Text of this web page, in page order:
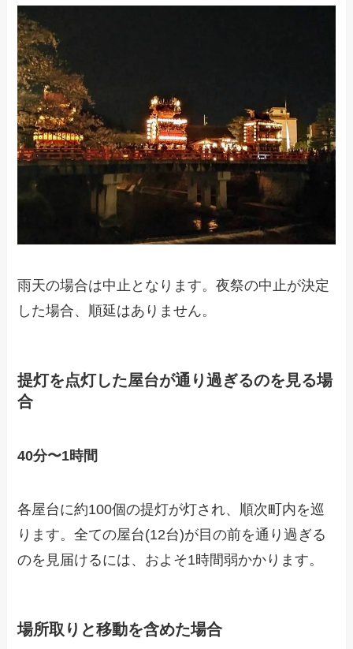
雨天の場合は中止となります。夜祭の中止が決定
した場合、順延はありません。
提灯を点灯した屋台が通り過ぎるのを見る場
合
40分〜1時間
各屋台に約100個の提灯が灯され、順次町内を巡
ります。全ての屋台(12台)が目の前を通り過ぎる
のを見届けるには、およそ1時間弱かかります。
場所取りと移動を含めた場合